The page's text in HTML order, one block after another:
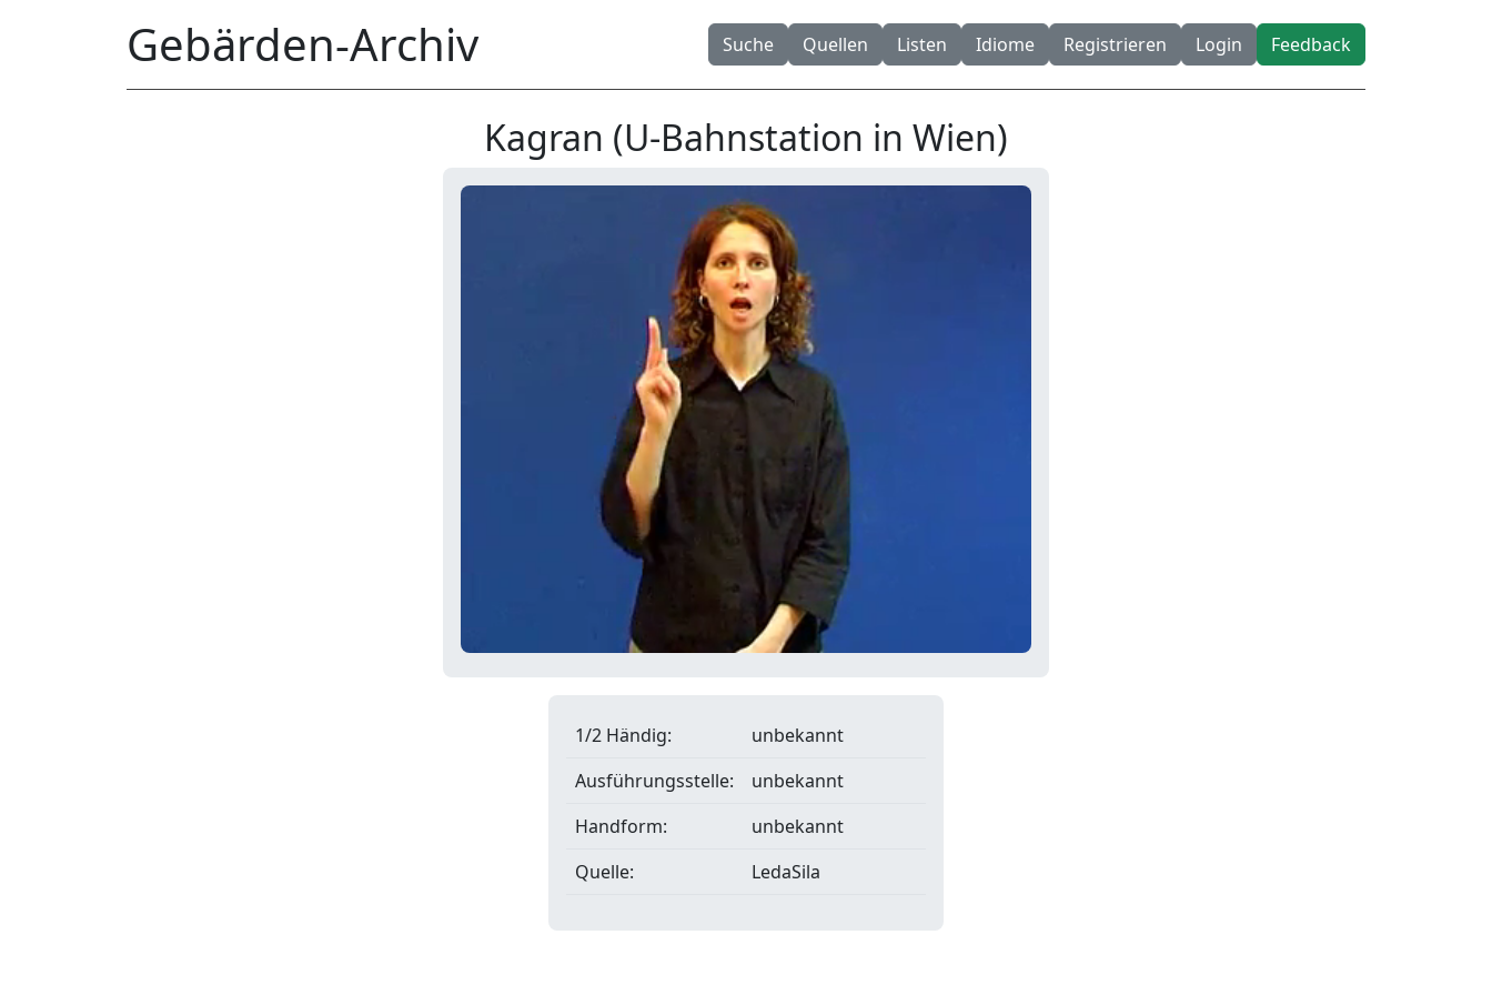
Gebärden-Archiv Suche Quellen Listen Idiome Registrieren Login Feedback
Kagran (U-Bahnstation in Wien)
1/2 Händig:
unbekannt
Ausführungsstelle:
unbekannt
Handform:
unbekannt
Quelle:
LedaSila